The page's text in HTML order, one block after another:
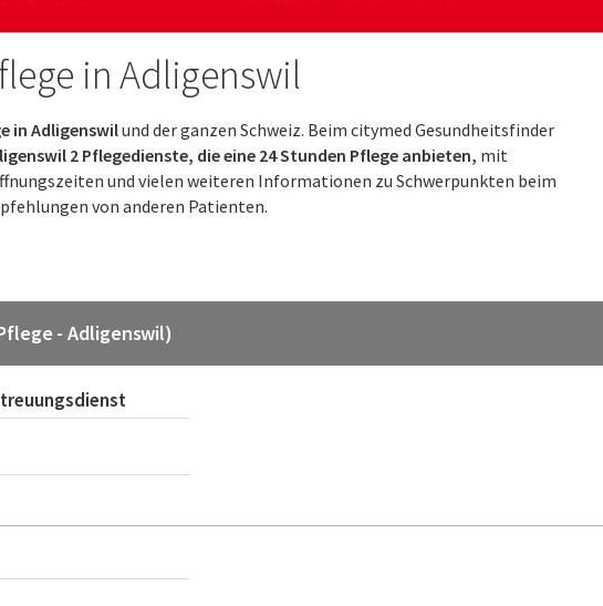
in Adligenswil
in Adligenswilund der ganzen Schweiz. Beim citymed Gesundheitsfinder
2 Pflegedienste, die eine 24 Stunden Pflege anbieten, mit
und vielen weiteren Informationen zu Schwerpunkten beim
von anderen Patienten.
- Adligenswil)